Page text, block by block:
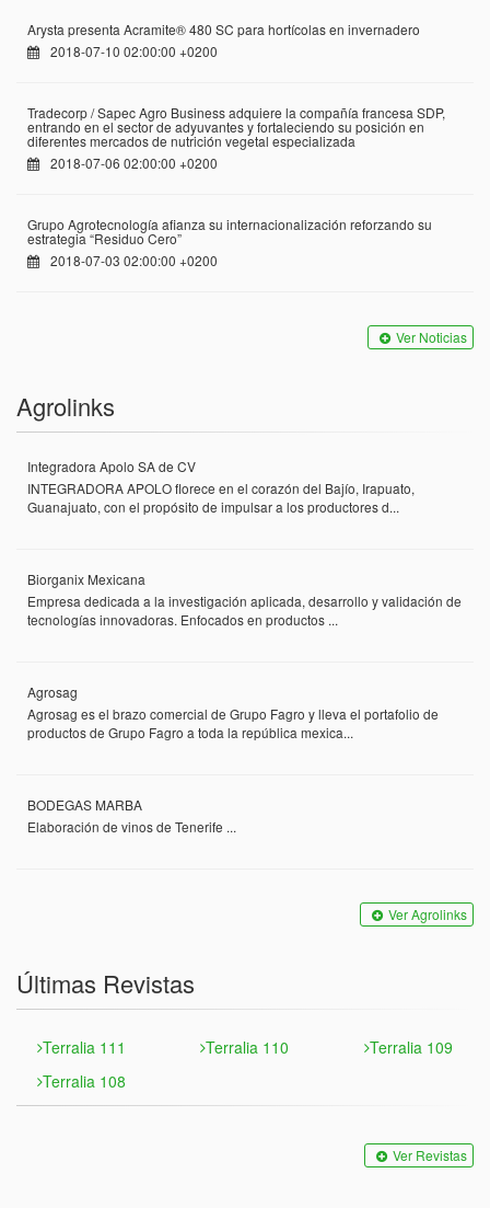
Arysta presenta Acramite® 480 SC para hortícolas en invernadero
2018-07-10 02:00:00 +0200
Tradecorp / Sapec Agro Business adquiere la compañía francesa SDP,
entrando en el sector de adyuvantes y fortaleciendo su posición en
diferentes mercados de nutrición vegetal especializada
2018-07-06 02:00:00 +0200
Grupo Agrotecnología afianza su internacionalización reforzando su
estrategia “Residuo Cero”
2018-07-03 02:00:00 +0200
Ver Noticias
Agrolinks
Integradora Apolo SA de CV
INTEGRADORA APOLO florece en el corazón del Bajío, Irapuato,
Guanajuato, con el propósito de impulsar a los productores d...
Biorganix Mexicana
Empresa dedicada a la investigación aplicada, desarrollo y validación de
tecnologías innovadoras. Enfocados en productos ...
Agrosag
Agrosag es el brazo comercial de Grupo Fagro y lleva el portafolio de
productos de Grupo Fagro a toda la república mexica...
BODEGAS MARBA
Elaboración de vinos de Tenerife ...
Ver Agrolinks
Últimas Revistas
Terralia 111 Terralia 110
Terralia 109
Terralia 108
Ver Revistas